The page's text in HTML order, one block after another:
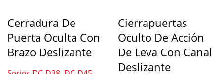
Cerradura De
Puerta Oculta Con
Brazo Deslizante
Cierrapuertas
Oculto De Acción
De Leva Con Canal
Deslizante